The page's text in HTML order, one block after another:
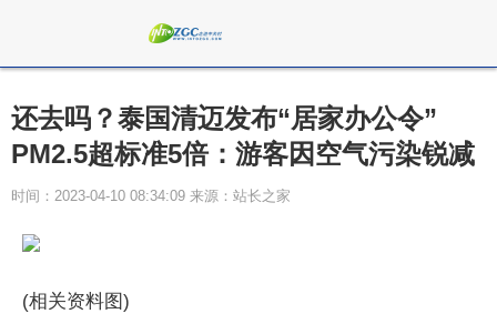
还去吗？泰国清迈发布“居家办公令”
PM2.5超标准5倍：游客因空气污染锐减
时间：2023-04-10 08:34:09 来源：站长之家
(相关资料图)